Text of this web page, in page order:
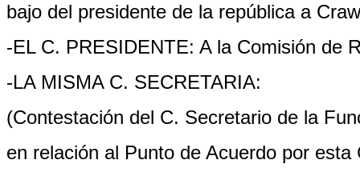
bajo del presidente de la república a
-EL C. PRESIDENTE: A la Comisión de
-LA MISMA C. SECRETARIA:
(Contestación del C. Secretario de la
en relación al Punto de Acuerdo por esta